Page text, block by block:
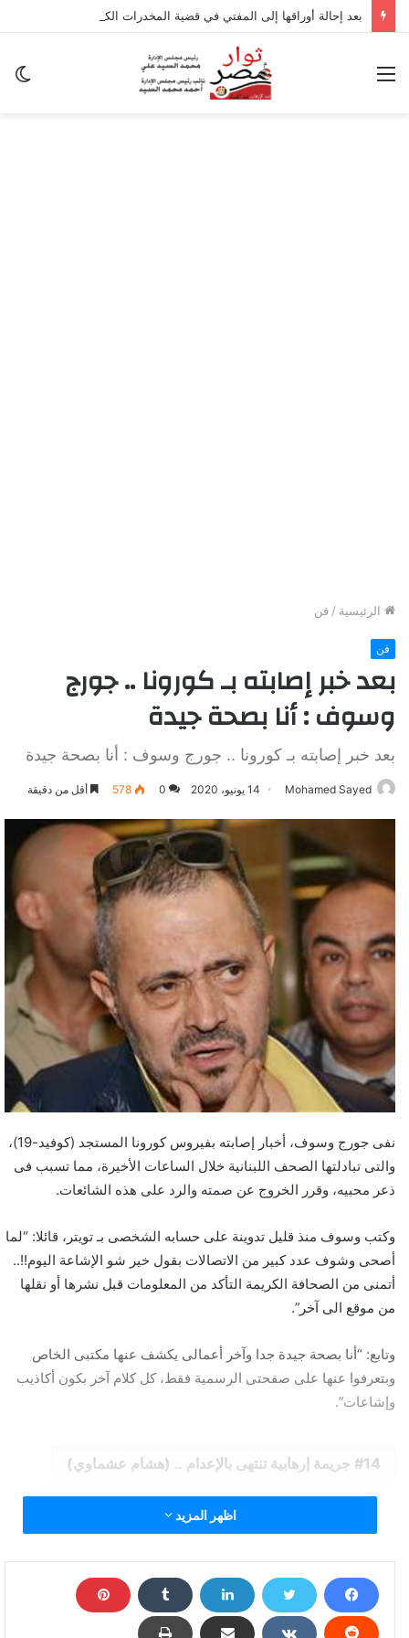
القائمة
الرئيسية / فن
فن
بعد خبر إصابته بـ كورونا .. جورج
وسوف : أنا بصحة جيدة
بعد خبر إصابته بـ كورونا .. جورج وسوف : أنا بصحة جيدة
Mohamed Sayed 14 يونيو، 2020 0
578 أقل من دقيقة
نفى جورج وسوف، أخبار إصابته بفيروس كورونا المستجد (كوفيد-19)،
والتى تبادلتها الصحف اللبنانية خلال الساعات الأخيرة، مما تسبب فى
ذعر محبيه، وقرر الخروج عن صمته والرد على هذه الشائعات.
وكتب وسوف منذ قليل تدوينة على حسابه الشخصى بـ تويتر، قائلا: “لما
أصحى وشوف عدد كبير من الاتصالات بقول خير شو الإشاعة اليوم!!..
أتمنى من الصحافة الكريمة التأكد من المعلومات قبل نشرها أو نقلها
من موقع الى آخر”.
وتابع: “أنا بصحة جيدة جدا وآخر أعمالى يكشف عنها مكتبى الخاص
وبتعرفوا عنها على صفحتى الرسمية فقط، كل كلام آخر بكون أكاذيب
وإشاعات”.
14 جريمة إرهابية تنتهى بالإعدام .. (هشام عشماوي)
بعد خبر إصابته بـ كورونا .. جورج وسوف : أنا بصحة جيدة
اظهر المزيد